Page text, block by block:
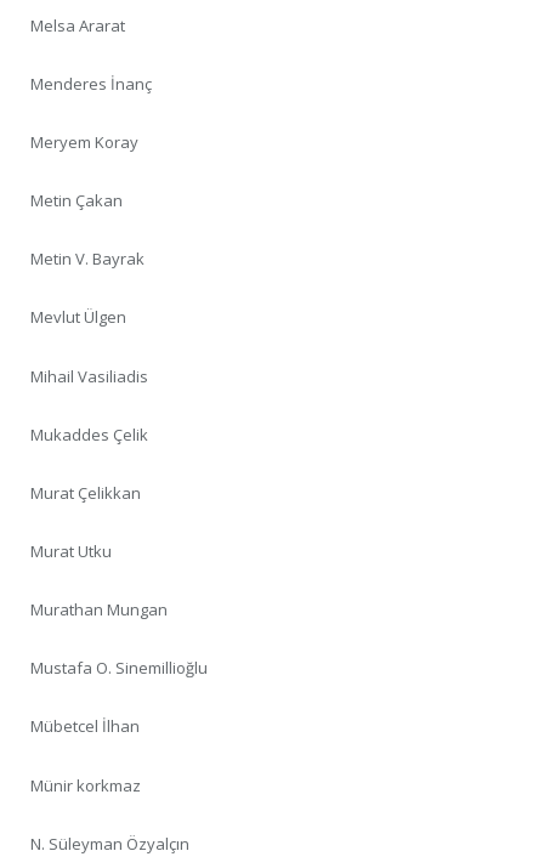
Melsa Ararat
Menderes İnanç
Meryem Koray
Metin Çakan
Metin V. Bayrak
Mevlut Ülgen
Mihail Vasiliadis
Mukaddes Çelik
Murat Çelikkan
Murat Utku
Murathan Mungan
Mustafa O. Sinemillioğlu
Mübetcel İlhan
Münir korkmaz
N. Süleyman Özyalçın